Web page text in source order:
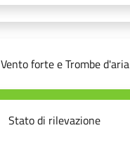
Vento forte e Trombe d'aria
Stato di rilevazione